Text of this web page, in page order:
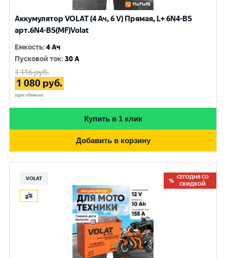
Аккумулятор VOLAT (4 Ач, 6 V) Прямая, L+ 6N4-BS
арт.6N4-BS(MF)Volat
Емкость:4 Ач
Пусковой ток:30 A
1 116руб.
1 080 руб.
при обмене
Купить в 1 клик
Добавить в корзину
VOLAT
СЕГОДНЯ СО
СКИДКОЙ